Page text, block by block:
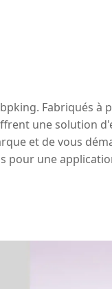
Fabriqués à
une solution
et de vous
pour une